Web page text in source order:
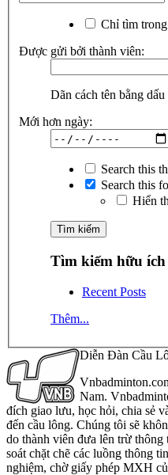
Chỉ tìm
Được gửi bởi thành viên:
Dãn cách tên bằng
Mới hơn ngày:
Search this
Search this
Hiển
Tìm kiếm hữu ích
Recent Posts
Thêm...
Diễn Đàn Cầu
Nam.
đích giao lưu, học hỏi, chia sẻ
đến cầu lông. Chúng tôi sẽ
do thành viên đưa lên trừ
soát chặt chẽ các luồng thông
nghiệm, chờ giấy phép MXH